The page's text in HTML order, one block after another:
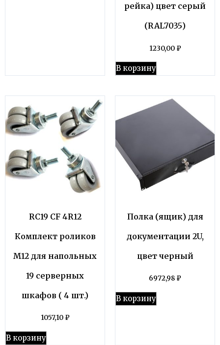
рейка) цвет серый
(RAL7035)
1230,00 ₽
В корзину
RC19 CF 4R12
Комплект роликов
М12 для напольных
19 серверных
шкафов ( 4 шт.)
1057,10 ₽
В корзину
Полка (ящик) для
документации 2U,
цвет черный
6972,98 ₽
В корзину